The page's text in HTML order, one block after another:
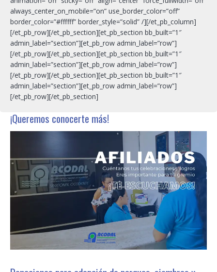
always_center_on_mobile=”on” use_border_color=”off”
border_color=”#ffffff” border_style=”solid” /][/et_pb_column]
[/et_pb_row][/et_pb_section][et_pb_section bb_built=”1″
admin_label=”section”][et_pb_row admin_label=”row”]
[/et_pb_row][/et_pb_section][et_pb_section bb_built=”1″
admin_label=”section”][et_pb_row admin_label=”row”]
[/et_pb_row][/et_pb_section][et_pb_section bb_built=”1″
admin_label=”section”][et_pb_row admin_label=”row”]
[/et_pb_row][/et_pb_section]
¡Queremos conocerte más!